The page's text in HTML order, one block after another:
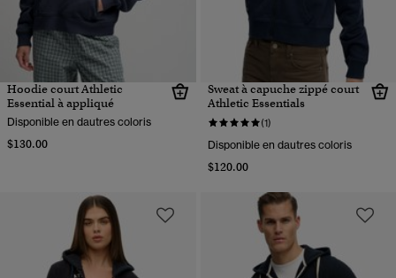
Hoodie court Athletic
Essential à appliqué
Disponible en dautres coloris
$130.00
Sweat à capuche zippé court
Athletic Essentials
(1)
Disponible en dautres coloris
$120.00